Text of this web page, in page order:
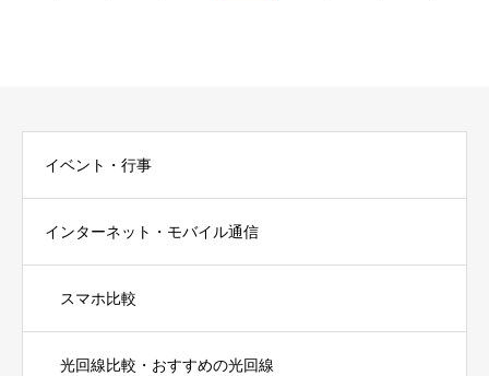
イベント・行事
インターネット・モバイル通信
スマホ比較
光回線比較・おすすめの光回線